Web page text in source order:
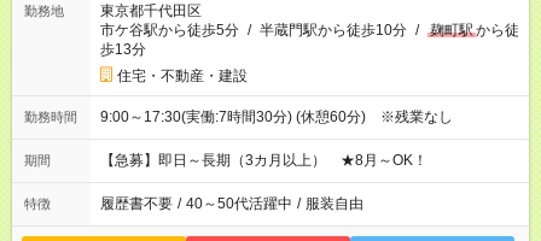
勤務地
東京都千代田区
市ケ谷駅から徒歩5分 / 半蔵門駅から徒歩10分 / 麹町駅から徒
歩13分
住宅・不動産・建設
勤務時間 9:00～17:30(実働:7時間30分) (休憩60分) ※残業なし
期間 【急募】即日～長期（3カ月以上） ★8月～OK！
特徴 履歴書不要 / 40～50代活躍中 / 服装自由